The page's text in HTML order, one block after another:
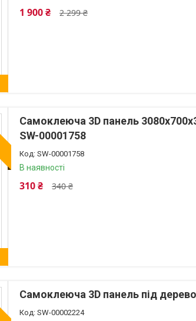
2 299 ₴
1 900 ₴
Самоклеюча 3D панель
SW-00001758
SW-00001758
В наявності
340 ₴
310 ₴
Самоклеюча 3D панель під
SW-00002224